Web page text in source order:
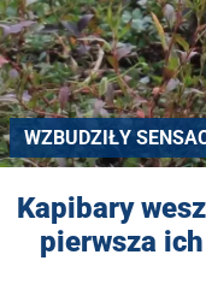
WZBUDZIŁY
Kapibary
pierwsza